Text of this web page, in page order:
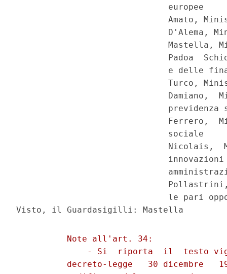
                              europee
Amato,
D'Alema,
Mastella,
Padoa
e delle
Turco,
Damiano,
previdenza
Ferrero,
                              sociale
Nicolais,
le pari
          Note all'art. 34:
- Si  riporta  il  testo
decreto-legge   30 dicembre